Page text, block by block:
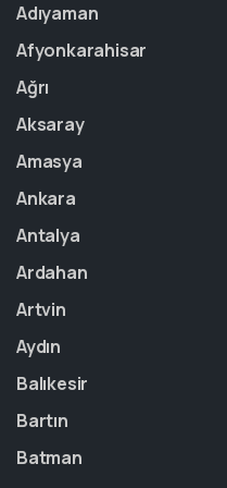
Adıyaman
Afyonkarahisar
Ağrı
Aksaray
Amasya
Ankara
Antalya
Ardahan
Artvin
Aydın
Balıkesir
Bartın
Batman